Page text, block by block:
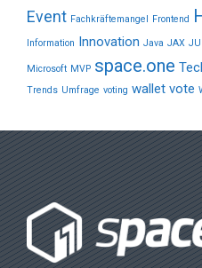
Event Fachkräftemangel Frontend
Information Innovation Java JAX
Microsoft MVP space.one
Trends Umfrage voting wallet vote